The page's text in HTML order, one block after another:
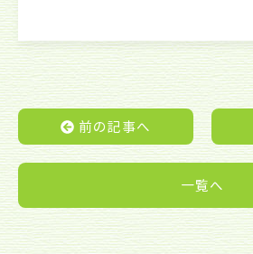
前の記事へ
一覧へ